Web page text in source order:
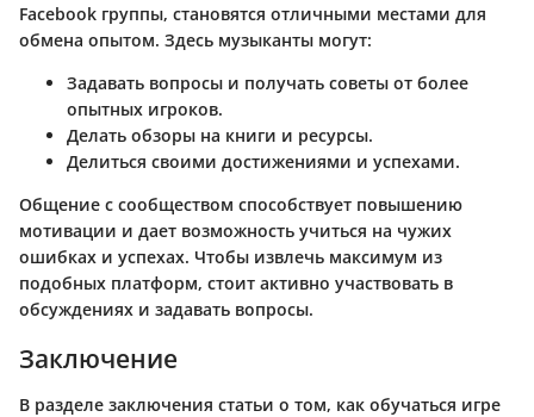
Facebook группы, становятся отличными местами для
обмена опытом. Здесь музыканты могут:
Задавать вопросы и получать советы от более
опытных игроков.
Делать обзоры на книги и ресурсы.
Делиться своими достижениями и успехами.
Общение с сообществом способствует повышению
мотивации и дает возможность учиться на чужих
ошибках и успехах. Чтобы извлечь максимум из
подобных платформ, стоит активно участвовать в
обсуждениях и задавать вопросы.
Заключение
В разделе заключения статьи о том, как обучаться игре